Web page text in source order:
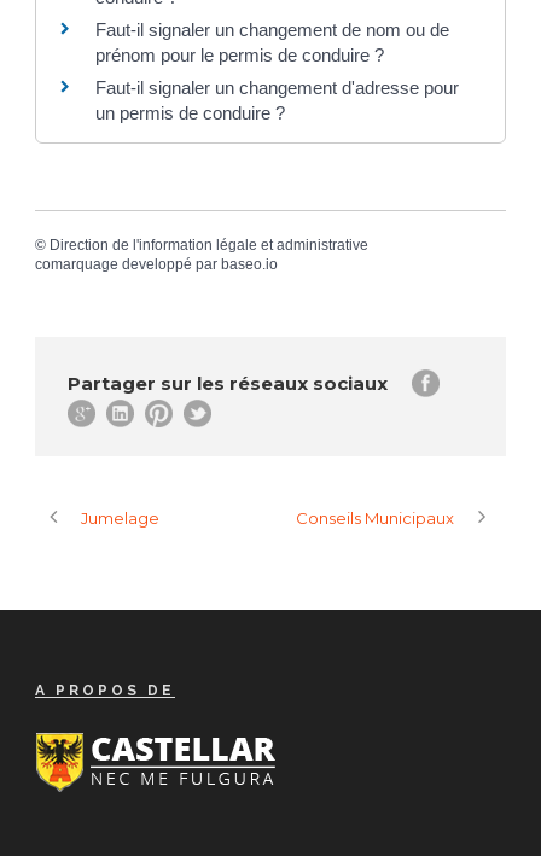
Faut-il signaler un changement de nom ou de
prénom pour le permis de conduire ?
Faut-il signaler un changement d'adresse pour
un permis de conduire ?
© Direction de l'information légale et administrative
comarquage developpé par baseo.io
Partager sur les réseaux sociaux
Jumelage Conseils Municipaux
A PROPOS DE